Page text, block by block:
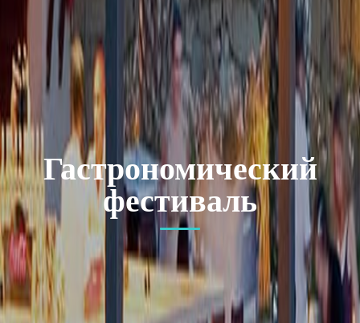
Гастрономический
фестиваль